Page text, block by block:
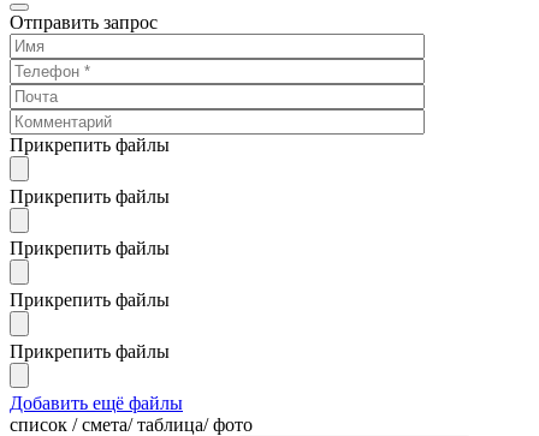
Отправить запрос
Прикрепить файлы
Прикрепить файлы
Прикрепить файлы
Прикрепить файлы
Прикрепить файлы
Добавить ещё файлы
cписок / смета/ таблица/ фото